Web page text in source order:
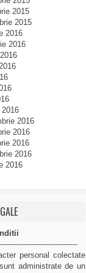
2015
2015
2016
2016
2016
2016
2016
2016
2016
2016
personal colectate
administrate de un